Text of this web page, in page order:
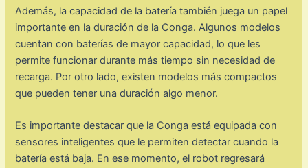
Además, la capacidad de la batería también juega un papel
importante en la duración de la Conga. Algunos modelos
cuentan con baterías de mayor capacidad, lo que les
permite funcionar durante más tiempo sin necesidad de
recarga. Por otro lado, existen modelos más compactos
que pueden tener una duración algo menor.
Es importante destacar que la Conga está equipada con
sensores inteligentes que le permiten detectar cuando la
batería está baja. En ese momento, el robot regresará